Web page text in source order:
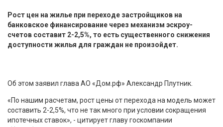
Рост цен на жилье при переходе застройщиков на
банковское финансирование через механизм эскроу-
счетов составит 2-2,5%, то есть существенного снижения
доступности жилья для граждан не произойдет.
Об этом заявил глава АО «Дом.рф» Александр Плутник.
«По нашим расчетам, рост цены от перехода на модель может
составить 2-2,5%, что не так много при условии сокращения
ипотечных ставок», - цитирует главу госкомпании